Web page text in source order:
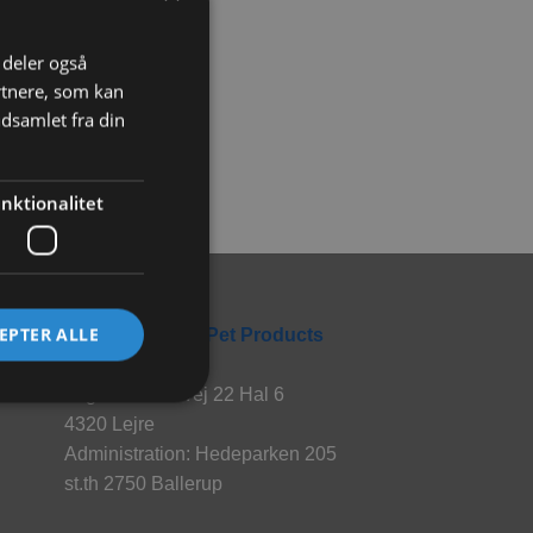
Rabbitpet
En del af World Pet Products
Lager: Hvalsøvej 22 Hal 6
4320 Lejre
Administration: Hedeparken 205
st.th 2750 Ballerup
også
som kan
fra din
ALLE